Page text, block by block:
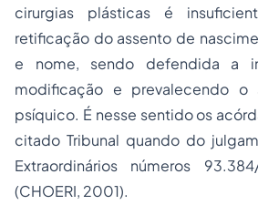
cirurgias plásticas é
retificação do assento de
e nome, sendo defendida a
modificação e prevalecendo
psíquico. É nesse sentido os
citado Tribunal quando do
Extraordinários números
(CHOERI, 2001).